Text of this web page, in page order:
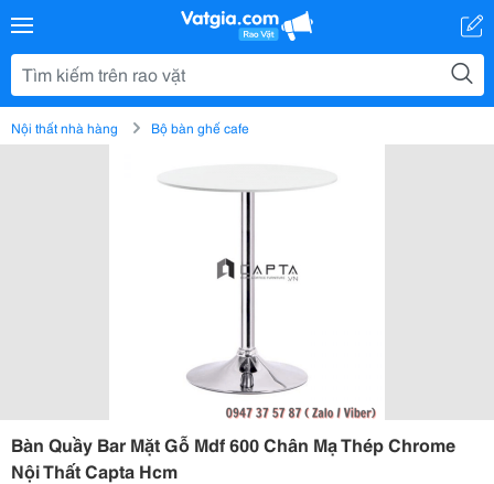
Nội thất nhà hàng Bộ bàn ghế cafe
Bàn Quầy Bar Mặt Gỗ Mdf 600 Chân Mạ Thép Chrome
Nội Thất Capta Hcm